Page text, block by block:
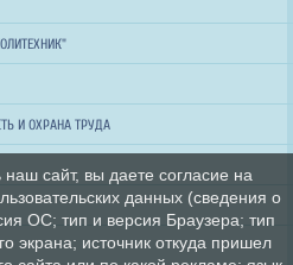
И ОХРАНА ТРУДА
сайт, вы даете согласие на
данных (сведения о
ОС; тип и версия Браузера; тип
экрана; источник откуда пришел